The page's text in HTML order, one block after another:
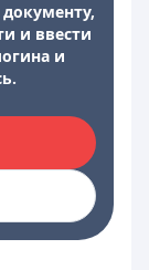
и ввести
и